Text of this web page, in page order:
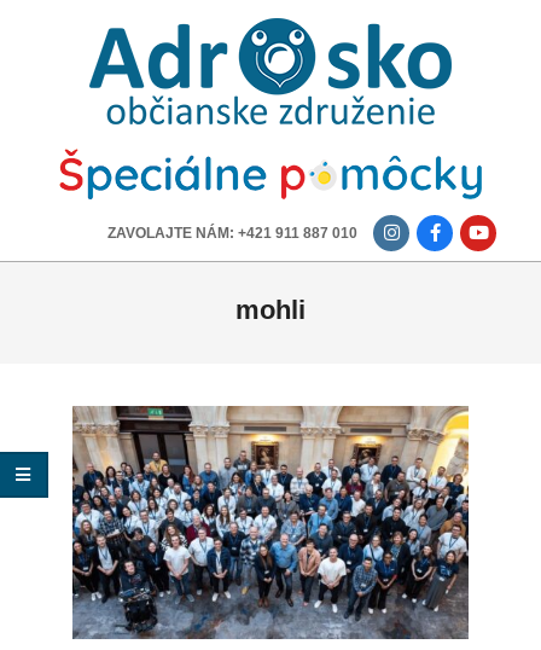
ADROSKO
OBČIANSKE
ZDRUŽENIE
ZAVOLAJTE NÁM: +421 911 887 010
mohli